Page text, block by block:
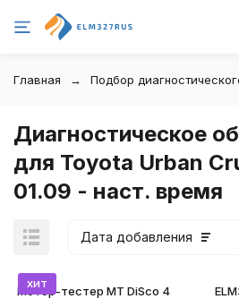
Главная Подбор
Диагностическое
для Toyota Urban
01.09 - наст. время
Дата добавления
хит
Мотор-тестер MT DiSco 4